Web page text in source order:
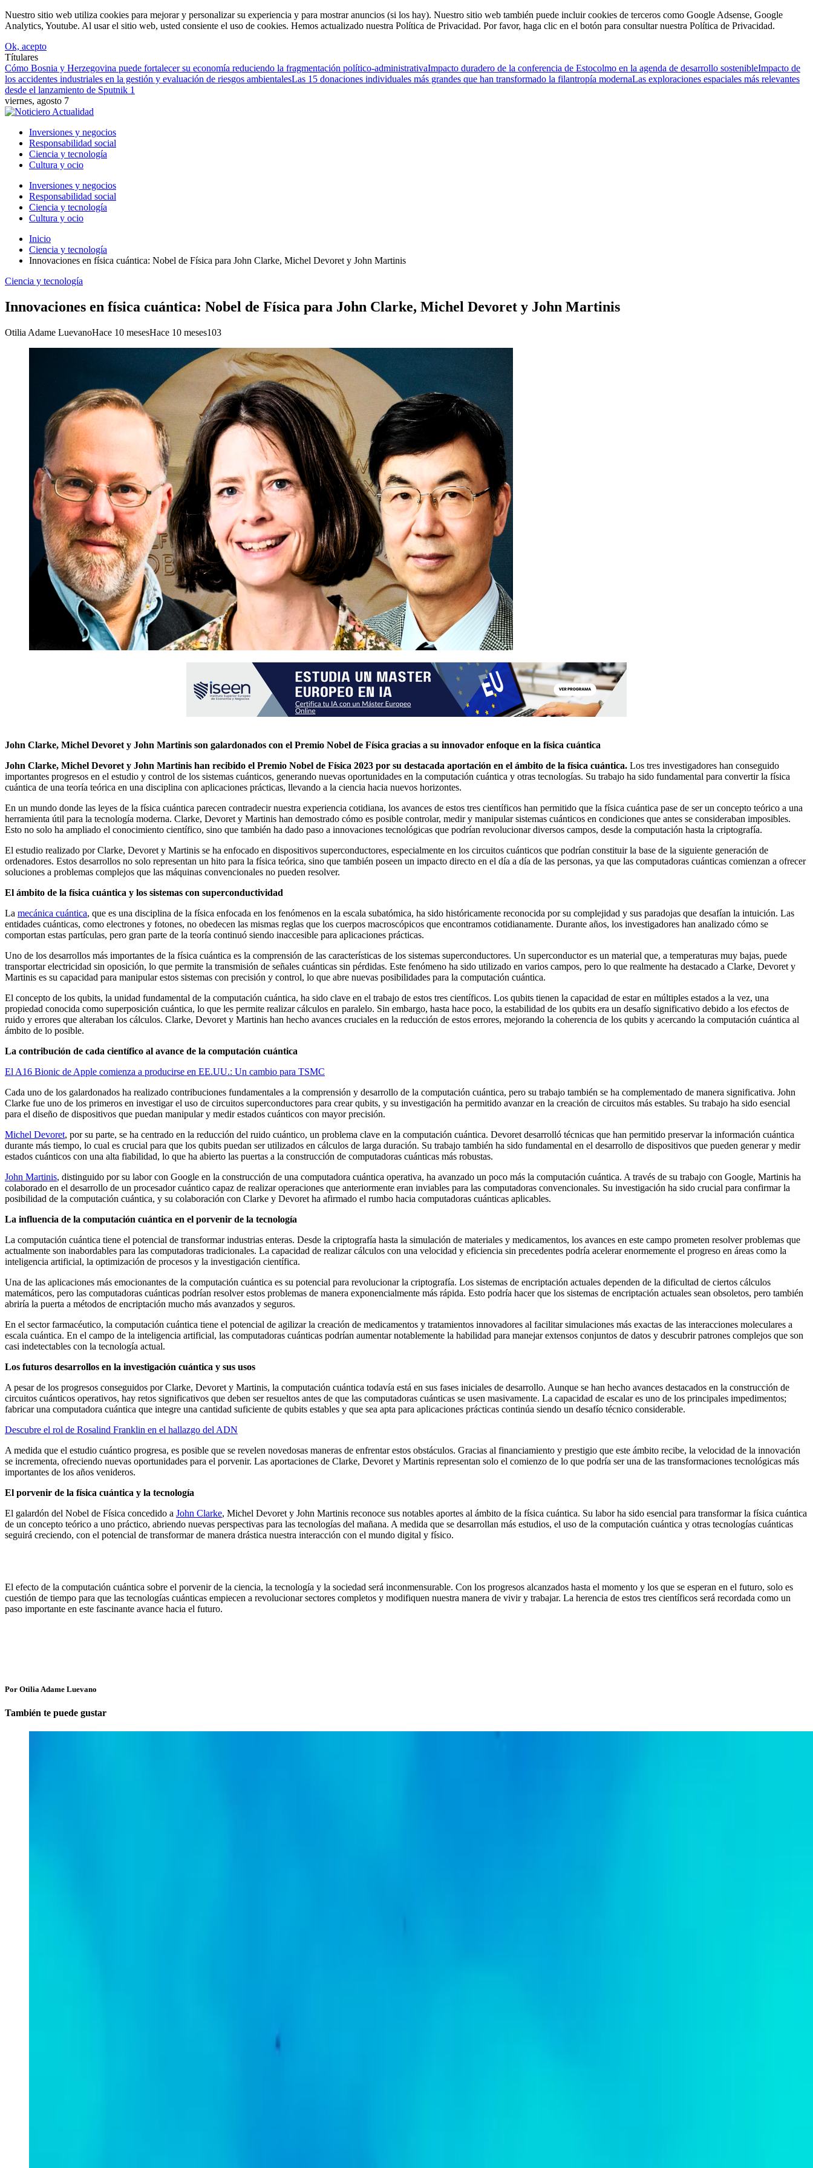
Nuestro sitio web utiliza cookies para mejorar y personalizar su experiencia y para mostrar anuncios (si los hay). Nuestro sitio web también puede incluir cookies de terceros como Google Adsense, Google
Analytics, Youtube. Al usar el sitio web, usted consiente el uso de cookies. Hemos actualizado nuestra Política de Privacidad. Por favor, haga clic en el botón para consultar nuestra Política de Privacidad.
Ok, acepto
Títulares
Cómo Bosnia y Herzegovina puede fortalecer su economía reduciendo la fragmentación político-administrativaImpacto duradero de la conferencia de Estocolmo en la agenda de desarrollo sostenibleImpacto de
los accidentes industriales en la gestión y evaluación de riesgos ambientalesLas 15 donaciones individuales más grandes que han transformado la filantropía modernaLas exploraciones espaciales más relevantes
desde el lanzamiento de Sputnik 1
viernes, agosto 7
Inversiones y negocios
Responsabilidad social
Ciencia y tecnología
Cultura y ocio
Inversiones y negocios
Responsabilidad social
Ciencia y tecnología
Cultura y ocio
Inicio
Ciencia y tecnología
Innovaciones en física cuántica: Nobel de Física para John Clarke, Michel Devoret y John Martinis
Ciencia y tecnología
Innovaciones en física cuántica: Nobel de Física para John Clarke, Michel Devoret y John Martinis
Otilia Adame LuevanoHace 10 mesesHace 10 meses103
John Clarke, Michel Devoret y John Martinis son galardonados con el Premio Nobel de Física gracias a su innovador enfoque en la física cuántica
John Clarke, Michel Devoret y John Martinis han recibido el Premio Nobel de Física 2023 por su destacada aportación en el ámbito de la física cuántica. Los tres investigadores han conseguido
importantes progresos en el estudio y control de los sistemas cuánticos, generando nuevas oportunidades en la computación cuántica y otras tecnologías. Su trabajo ha sido fundamental para convertir la física
cuántica de una teoría teórica en una disciplina con aplicaciones prácticas, llevando a la ciencia hacia nuevos horizontes.
En un mundo donde las leyes de la física cuántica parecen contradecir nuestra experiencia cotidiana, los avances de estos tres científicos han permitido que la física cuántica pase de ser un concepto teórico a una
herramienta útil para la tecnología moderna. Clarke, Devoret y Martinis han demostrado cómo es posible controlar, medir y manipular sistemas cuánticos en condiciones que antes se consideraban imposibles.
Esto no solo ha ampliado el conocimiento científico, sino que también ha dado paso a innovaciones tecnológicas que podrían revolucionar diversos campos, desde la computación hasta la criptografía.
El estudio realizado por Clarke, Devoret y Martinis se ha enfocado en dispositivos superconductores, especialmente en los circuitos cuánticos que podrían constituir la base de la siguiente generación de
ordenadores. Estos desarrollos no solo representan un hito para la física teórica, sino que también poseen un impacto directo en el día a día de las personas, ya que las computadoras cuánticas comienzan a ofrecer
soluciones a problemas complejos que las máquinas convencionales no pueden resolver.
El ámbito de la física cuántica y los sistemas con superconductividad
La mecánica cuántica, que es una disciplina de la física enfocada en los fenómenos en la escala subatómica, ha sido históricamente reconocida por su complejidad y sus paradojas que desafían la intuición. Las
entidades cuánticas, como electrones y fotones, no obedecen las mismas reglas que los cuerpos macroscópicos que encontramos cotidianamente. Durante años, los investigadores han analizado cómo se
comportan estas partículas, pero gran parte de la teoría continuó siendo inaccesible para aplicaciones prácticas.
Uno de los desarrollos más importantes de la física cuántica es la comprensión de las características de los sistemas superconductores. Un superconductor es un material que, a temperaturas muy bajas, puede
transportar electricidad sin oposición, lo que permite la transmisión de señales cuánticas sin pérdidas. Este fenómeno ha sido utilizado en varios campos, pero lo que realmente ha destacado a Clarke, Devoret y
Martinis es su capacidad para manipular estos sistemas con precisión y control, lo que abre nuevas posibilidades para la computación cuántica.
El concepto de los qubits, la unidad fundamental de la computación cuántica, ha sido clave en el trabajo de estos tres científicos. Los qubits tienen la capacidad de estar en múltiples estados a la vez, una
propiedad conocida como superposición cuántica, lo que les permite realizar cálculos en paralelo. Sin embargo, hasta hace poco, la estabilidad de los qubits era un desafío significativo debido a los efectos de
ruido y errores que alteraban los cálculos. Clarke, Devoret y Martinis han hecho avances cruciales en la reducción de estos errores, mejorando la coherencia de los qubits y acercando la computación cuántica al
ámbito de lo posible.
La contribución de cada científico al avance de la computación cuántica
El A16 Bionic de Apple comienza a producirse en EE.UU.: Un cambio para TSMC
Cada uno de los galardonados ha realizado contribuciones fundamentales a la comprensión y desarrollo de la computación cuántica, pero su trabajo también se ha complementado de manera significativa. John
Clarke fue uno de los primeros en investigar el uso de circuitos superconductores para crear qubits, y su investigación ha permitido avanzar en la creación de circuitos más estables. Su trabajo ha sido esencial
para el diseño de dispositivos que puedan manipular y medir estados cuánticos con mayor precisión.
Michel Devoret, por su parte, se ha centrado en la reducción del ruido cuántico, un problema clave en la computación cuántica. Devoret desarrolló técnicas que han permitido preservar la información cuántica
durante más tiempo, lo cual es crucial para que los qubits puedan ser utilizados en cálculos de larga duración. Su trabajo también ha sido fundamental en el desarrollo de dispositivos que pueden generar y medir
estados cuánticos con una alta fiabilidad, lo que ha abierto las puertas a la construcción de computadoras cuánticas más robustas.
John Martinis, distinguido por su labor con Google en la construcción de una computadora cuántica operativa, ha avanzado un poco más la computación cuántica. A través de su trabajo con Google, Martinis ha
colaborado en el desarrollo de un procesador cuántico capaz de realizar operaciones que anteriormente eran inviables para las computadoras convencionales. Su investigación ha sido crucial para confirmar la
posibilidad de la computación cuántica, y su colaboración con Clarke y Devoret ha afirmado el rumbo hacia computadoras cuánticas aplicables.
La influencia de la computación cuántica en el porvenir de la tecnología
La computación cuántica tiene el potencial de transformar industrias enteras. Desde la criptografía hasta la simulación de materiales y medicamentos, los avances en este campo prometen resolver problemas que
actualmente son inabordables para las computadoras tradicionales. La capacidad de realizar cálculos con una velocidad y eficiencia sin precedentes podría acelerar enormemente el progreso en áreas como la
inteligencia artificial, la optimización de procesos y la investigación científica.
Una de las aplicaciones más emocionantes de la computación cuántica es su potencial para revolucionar la criptografía. Los sistemas de encriptación actuales dependen de la dificultad de ciertos cálculos
matemáticos, pero las computadoras cuánticas podrían resolver estos problemas de manera exponencialmente más rápida. Esto podría hacer que los sistemas de encriptación actuales sean obsoletos, pero también
abriría la puerta a métodos de encriptación mucho más avanzados y seguros.
En el sector farmacéutico, la computación cuántica tiene el potencial de agilizar la creación de medicamentos y tratamientos innovadores al facilitar simulaciones más exactas de las interacciones moleculares a
escala cuántica. En el campo de la inteligencia artificial, las computadoras cuánticas podrían aumentar notablemente la habilidad para manejar extensos conjuntos de datos y descubrir patrones complejos que son
casi indetectables con la tecnología actual.
Los futuros desarrollos en la investigación cuántica y sus usos
A pesar de los progresos conseguidos por Clarke, Devoret y Martinis, la computación cuántica todavía está en sus fases iniciales de desarrollo. Aunque se han hecho avances destacados en la construcción de
circuitos cuánticos operativos, hay retos significativos que deben ser resueltos antes de que las computadoras cuánticas se usen masivamente. La capacidad de escalar es uno de los principales impedimentos;
fabricar una computadora cuántica que integre una cantidad suficiente de qubits estables y que sea apta para aplicaciones prácticas continúa siendo un desafío técnico considerable.
Descubre el rol de Rosalind Franklin en el hallazgo del ADN
A medida que el estudio cuántico progresa, es posible que se revelen novedosas maneras de enfrentar estos obstáculos. Gracias al financiamiento y prestigio que este ámbito recibe, la velocidad de la innovación
se incrementa, ofreciendo nuevas oportunidades para el porvenir. Las aportaciones de Clarke, Devoret y Martinis representan solo el comienzo de lo que podría ser una de las transformaciones tecnológicas más
importantes de los años venideros.
El porvenir de la física cuántica y la tecnología
El galardón del Nobel de Física concedido a John Clarke, Michel Devoret y John Martinis reconoce sus notables aportes al ámbito de la física cuántica. Su labor ha sido esencial para transformar la física cuántica
de un concepto teórico a uno práctico, abriendo nuevas perspectivas para las tecnologías del mañana. A medida que se desarrollan más estudios, el uso de la computación cuántica y otras tecnologías cuánticas
seguirá creciendo, con el potencial de transformar de manera drástica nuestra interacción con el mundo digital y físico.
El efecto de la computación cuántica sobre el porvenir de la ciencia, la tecnología y la sociedad será inconmensurable. Con los progresos alcanzados hasta el momento y los que se esperan en el futuro, solo es
cuestión de tiempo para que las tecnologías cuánticas empiecen a revolucionar sectores completos y modifiquen nuestra manera de vivir y trabajar. La herencia de estos tres científicos será recordada como un
paso importante en este fascinante avance hacia el futuro.
Por Otilia Adame Luevano
También te puede gustar